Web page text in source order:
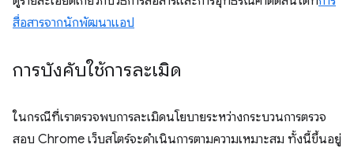
สื่อสารจากนักพัฒนาแอป
การบังคับใช้การละเมิด
ในกรณีที่เราตรวจพบการละเมิดนโยบายระหว่างกระบวนการตรวจ
สอบ Chrome เว็บสโตร์จะดำเนินการตามความเหมาะสม ทั้งนี้ขึ้นอยู่